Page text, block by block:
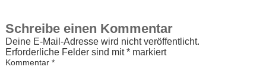
Schreibe einen Kommentar
Deine E-Mail-Adresse wird nicht veröffentlicht.
Erforderliche Felder sind mit*markiert
Kommentar *